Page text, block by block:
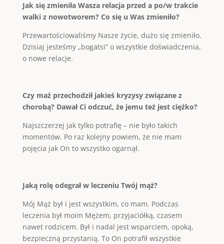
Jak się zmieniła Wasza relacja przed a po/w trakcie
walki z nowotworem? Co się u Was zmieniło?
Przewartościowaliśmy Nasze życie, dużo się zmieniło.
Dzisiaj jesteśmy „bogatsi” o wszystkie doświadczenia,
o nowe relacje.
Czy maż przechodził jakieś kryzysy związane z
chorobą? Dawał Ci odczuć, że jemu też jest ciężko?
Najszczerzej jak tylko potrafię – nie było takich
momentów. Po raz kolejny powiem, że nie mam
pojęcia jak On to wszystko ogarnął.
Jaką rolę odegrał w leczeniu Twój mąż?
Mój Mąż był i jest wszystkim, co mam. Podczas
leczenia był moim Mężem, przyjaciółką, czasem
nawet rodzicem. Był i nadal jest wsparciem, opoką,
bezpieczną przystanią. To On potrafił wszystkie